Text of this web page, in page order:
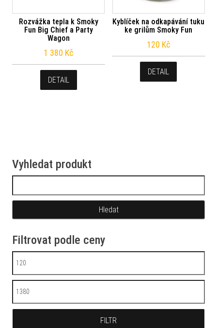
Rozvážka tepla k Smoky
Fun Big Chief a Party
Wagon
1 380 Kč
DETAIL
Kyblíček na odkapávání tuku
ke grilům Smoky Fun
120 Kč
DETAIL
Vyhledat produkt
Filtrovat podle ceny
Minimální cena
Maximální cena
FILTR